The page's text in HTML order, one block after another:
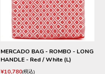
MERCADO BAG - ROMBO - LONG
HANDLE - Red / White (L)
¥10,780 税込